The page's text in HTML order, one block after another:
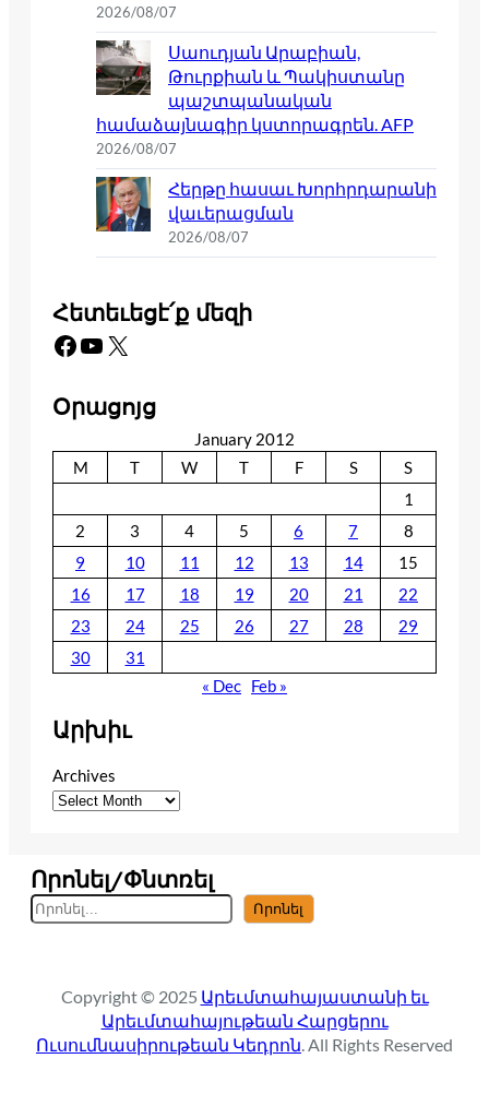
2026/08/07
Սաուդյան Արաբիան,
Թուրքիան և Պակիստանը
պաշտպանական
համաձայնագիր կստորագրեն. AFP
2026/08/07
Հերթը հասաւ Խորհրդարանի
վաւերացման
2026/08/07
Հետեւեցէ՛ք մեզի
Facebook YouTube X
Օրացոյց
January 2012
M
T W T F S
S
1
2
3 4 5 6 7
8
9
10 11 12 13 14
15
16
17 18 19 20 21
22
23
24 25 26 27 28
29
30
31
« Dec Feb »
Արխիւ
Archives
Որոնել/Փնտռել
S
e
c
h
Որոնել
Copyright © 2025 Արեւմտահայաստանի եւ
Արեւմտահայութեան Հարցերու
Ուսումնասիրութեան Կեդրոն . All Rights Reserved